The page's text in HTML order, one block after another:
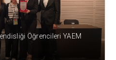
Öğrencileri YAEM